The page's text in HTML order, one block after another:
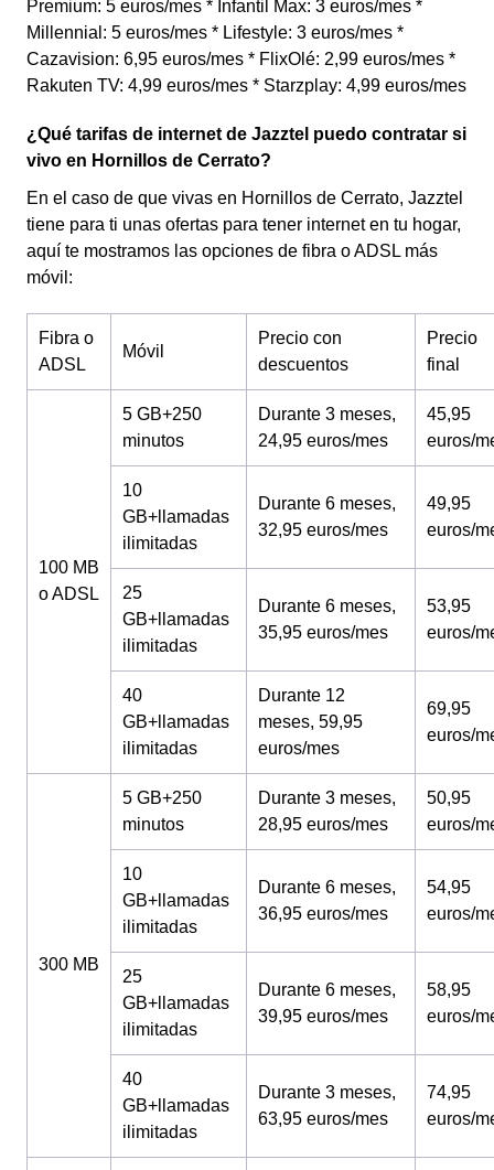
Premium: 5 euros/mes * Infantil Max: 3 euros/mes *
Millennial: 5 euros/mes * Lifestyle: 3 euros/mes *
Cazavision: 6,95 euros/mes * FlixOlé: 2,99 euros/mes *
Rakuten TV: 4,99 euros/mes * Starzplay: 4,99 euros/mes
¿Qué tarifas de internet de Jazztel puedo contratar si
vivo en Hornillos de Cerrato?
En el caso de que vivas en Hornillos de Cerrato, Jazztel
tiene para ti unas ofertas para tener internet en tu hogar,
aquí te mostramos las opciones de fibra o ADSL más
móvil:
Fibra o
ADSL
Móvil
Precio con
descuentos
Precio
final
100 MB
o ADSL
5 GB+250
minutos
Durante 3 meses,
24,95 euros/mes
45,95
euros/
10
GB+llamadas
ilimitadas
Durante 6 meses,
32,95 euros/mes
49,95
euros/
25
GB+llamadas
ilimitadas
Durante 6 meses,
35,95 euros/mes
53,95
euros/
40
GB+llamadas
ilimitadas
Durante 12
meses, 59,95
euros/mes
69,95
euros/
300 MB
5 GB+250
minutos
Durante 3 meses,
28,95 euros/mes
50,95
euros/
10
GB+llamadas
ilimitadas
Durante 6 meses,
36,95 euros/mes
54,95
euros/
25
GB+llamadas
ilimitadas
Durante 6 meses,
39,95 euros/mes
58,95
euros/
40
GB+llamadas
ilimitadas
Durante 3 meses,
63,95 euros/mes
74,95
euros/